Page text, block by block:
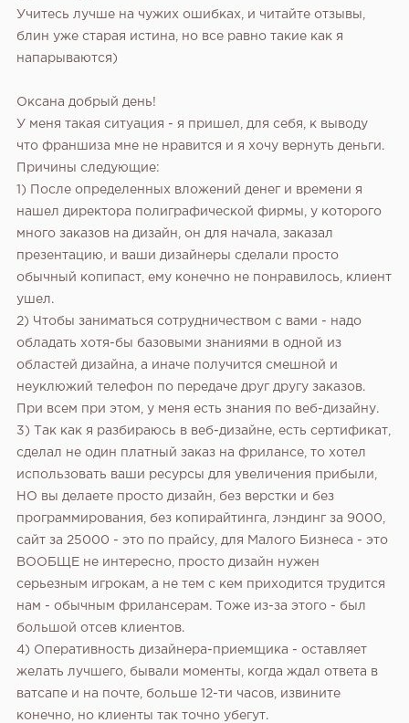
Учитесь лучше на чужих ошибках, и читайте отзывы,
блин уже старая истина, но все равно такие как я
напарываются)
Оксана добрый день!
У меня такая ситуация - я пришел, для себя, к выводу
что франшиза мне не нравится и я хочу вернуть деньги.
Причины следующие:
1) После определенных вложений денег и времени я
нашел директора полиграфической фирмы, у которого
много заказов на дизайн, он для начала, заказал
презентацию, и ваши дизайнеры сделали просто
обычный копипаст, ему конечно не понравилось, клиент
ушел.
2) Чтобы заниматься сотрудничеством с вами - надо
обладать хотя-бы базовыми знаниями в одной из
областей дизайна, а иначе получится смешной и
неуклюжий телефон по передаче друг другу заказов.
При всем при этом, у меня есть знания по веб-дизайну.
3) Так как я разбираюсь в веб-дизайне, есть сертификат,
сделал не один платный заказ на фрилансе, то хотел
использовать ваши ресурсы для увеличения прибыли,
НО вы делаете просто дизайн, без верстки и без
программирования, без копирайтинга, лэндинг за 9000,
сайт за 25000 - это по прайсу, для Малого Бизнеса - это
ВООБЩЕ не интересно, просто дизайн нужен
серьезным игрокам, а не тем с кем приходится трудится
нам - обычным фрилансерам. Тоже из-за этого - был
большой отсев клиентов.
4) Оперативность дизайнера-приемщика - оставляет
желать лучшего, бывали моменты, когда ждал ответа в
ватсапе и на почте, больше 12-ти часов, извините
конечно, но клиенты так точно убегут.